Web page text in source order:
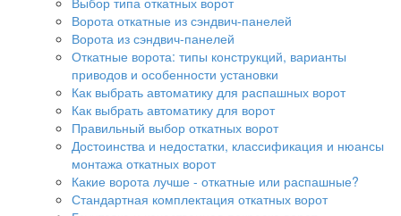
Ворота откатные из сэндвич-панелей
Ворота из сэндвич-панелей
Откатные ворота: типы конструкций, варианты
приводов и особенности установки
Как выбрать автоматику для распашных ворот
Как выбрать автоматику для ворот
Правильный выбор откатных ворот
Достоинства и недостатки, классификация и нюансы
монтажа откатных ворот
Какие ворота лучше - откатные или распашные?
Стандартная комплектация откатных ворот